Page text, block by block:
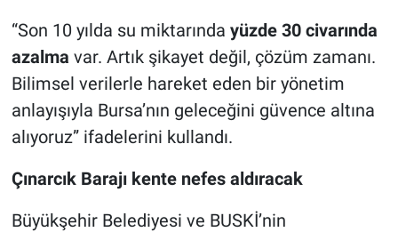
“Son 10 yılda su miktarında yüzde 30 civarında
azalma var. Artık şikayet değil, çözüm zamanı.
Bilimsel verilerle hareket eden bir yönetim
anlayışıyla Bursa’nın geleceğini güvence altına
alıyoruz” ifadelerini kullandı.
Çınarcık Barajı kente nefes aldıracak
Büyükşehir Belediyesi ve BUSKİ’nin